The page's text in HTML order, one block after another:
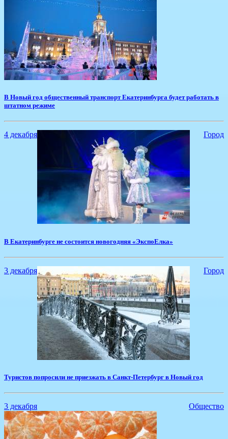
​В Новый год общественный транспорт Екатеринбурга будет работать в
штатном режиме
4 декабря Город
​В Екатеринбурге не состоится новогодняя «ЭкспоЕлка»
3 декабря Город
Туристов попросили не приезжать в Санкт-Петербург в Новый год
3 декабря Общество